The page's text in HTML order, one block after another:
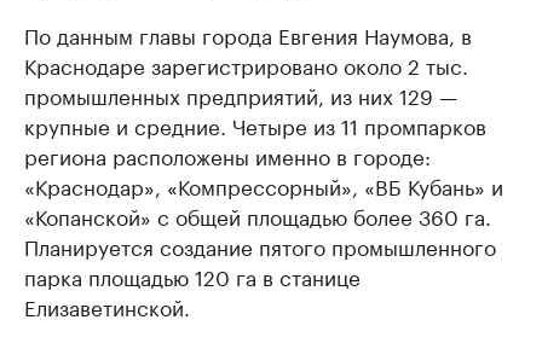
По данным главы города Евгения Наумова, в
Краснодаре зарегистрировано около 2 тыс.
промышленных предприятий, из них 129 —
крупные и средние. Четыре из 11 промпарков
региона расположены именно в городе:
«Краснодар», «Компрессорный», «ВБ Кубань» и
«Копанской» с общей площадью более 360 га.
Планируется создание пятого промышленного
парка площадью 120 га в станице
Елизаветинской.